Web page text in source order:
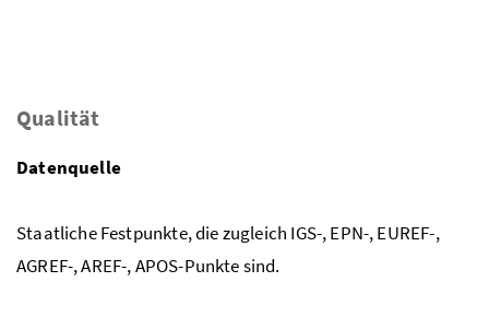
Qualität
Datenquelle
Staatliche Festpunkte, die zugleich IGS-, EPN-, EUREF-,
AGREF-, AREF-, APOS-Punkte sind.